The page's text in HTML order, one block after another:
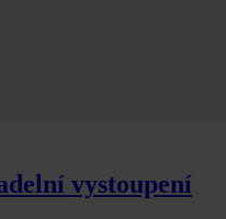
vystoupení